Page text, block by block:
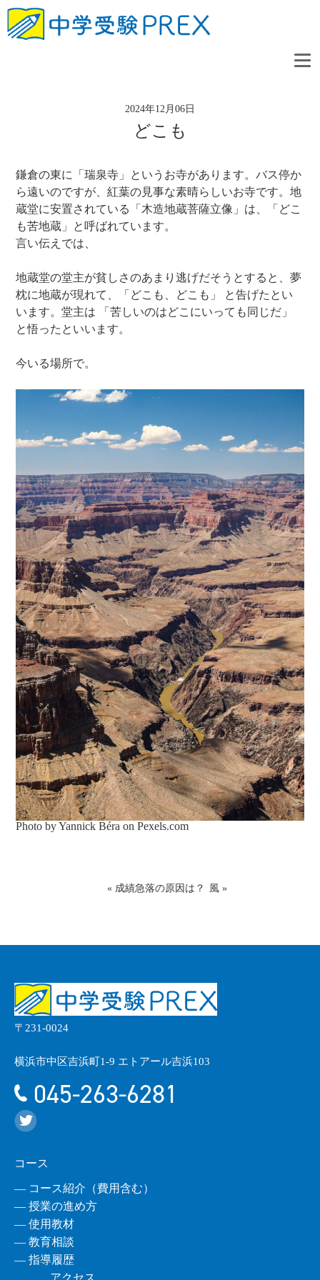
2024年12月06日
どこも
鎌倉の東に「瑞泉寺」というお寺があります。バス停か
ら遠いのですが、紅葉の見事な素晴らしいお寺です。地
蔵堂に安置されている「木造地蔵菩薩立像」は、「どこ
も苦地蔵」と呼ばれています。
言い伝えでは、
地蔵堂の堂主が貧しさのあまり逃げだそうとすると、夢
枕に地蔵が現れて、「どこも、どこも」 と告げたとい
います。堂主は 「苦しいのはどこにいっても同じだ」
と悟ったといいます。
今いる場所で。
Photo by Yannick Béra onPexels.com
« 成績急落の原因は？ 風 »
〒231-0024
横浜市中区吉浜町1-9 エトアール吉浜103
045-263-6281
コース
― コース紹介（費用含む）
― 授業の進め方
― 使用教材
― 教育相談
― 指導履歴